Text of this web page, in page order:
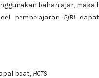
bahan ajar, maka
pembelajaran PjBLdapat
boat, HOTS